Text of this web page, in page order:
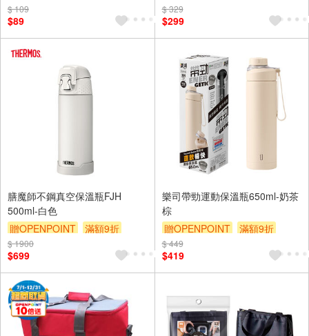
$ 109
$89
$ 329
$299
膳魔師不鋼真空保溫瓶FJH
500ml-白色
贈OPENPOINT
滿額9折
贈$200
$ 1900
$699
樂司帶勁運動保溫瓶650ml-奶茶
棕
贈OPENPOINT
滿額9折
贈$200
$ 449
$419